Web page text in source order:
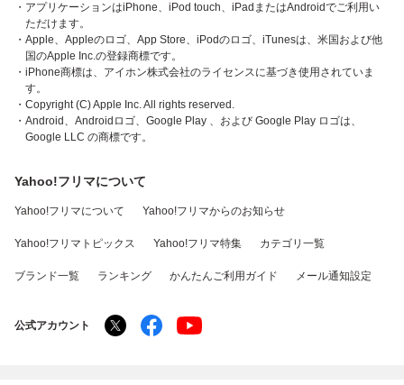
・アプリケーションはiPhone、iPod touch、iPadまたはAndroidでご利用い
ただけます。
・Apple、Appleのロゴ、App Store、iPodのロゴ、iTunesは、米国および他
国のApple Inc.の登録商標です。
・iPhone商標は、アイホン株式会社のライセンスに基づき使用されていま
す。
・Copyright (C) Apple Inc. All rights reserved.
・Android、Androidロゴ、Google Play 、および Google Play ロゴは、
Google LLC の商標です。
Yahoo!フリマについて
Yahoo!フリマについて Yahoo!フリマからのお知らせ
Yahoo!フリマトピックス Yahoo!フリマ特集 カテゴリ一覧
ブランド一覧 ランキング かんたんご利用ガイド メール通知設定
公式アカウント